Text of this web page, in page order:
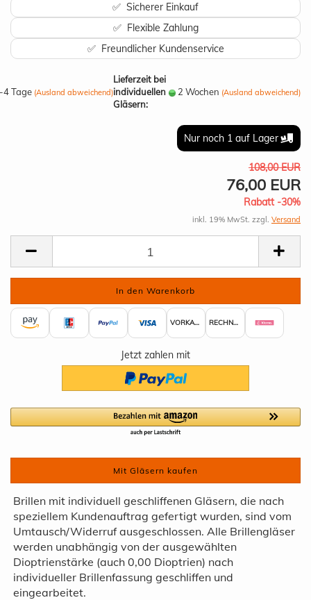
✅ Sicherer Einkauf
✅ Flexible Zahlung
✅ Freundlicher Kundenservice
4 Tage (Ausland abweichend)
Lieferzeit bei
individuellen
Gläsern:
2 Wochen (Ausland abweichend)
Nur noch 1 auf Lager
108,00 EUR
76,00 EUR
Rabatt -30%
inkl. 19% MwSt. zzgl. Versand
VORKASSE RECHNUNG
Jetzt zahlen mit
Mit Gläsern kaufen
Brillen mit individuell geschliffenen Gläsern, die nach
speziellem Kundenauftrag gefertigt wurden, sind vom
Umtausch/Widerruf ausgeschlossen. Alle Brillengläser
werden unabhängig von der ausgewählten
Dioptrienstärke (auch 0,00 Dioptrien) nach
individueller Brillenfassung geschliffen und
eingearbeitet.